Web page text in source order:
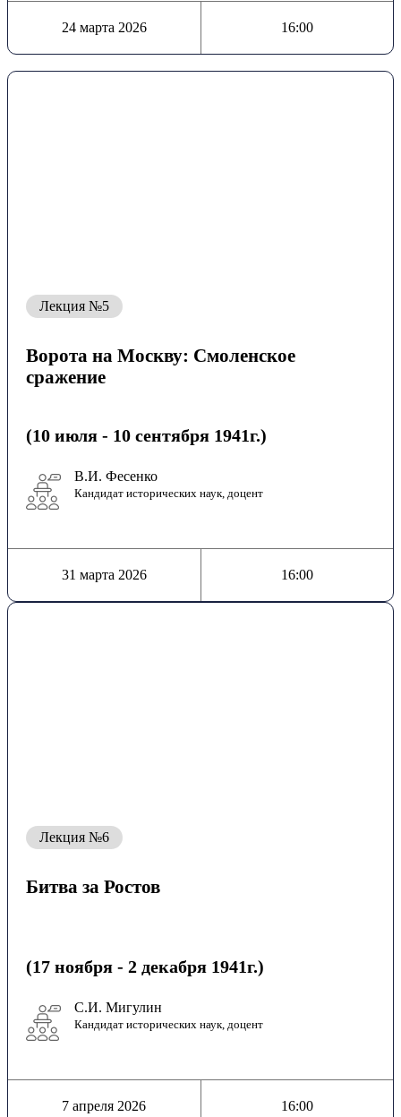
24 марта 2026 16:00
Лекция №5
Ворота на Москву: Смоленское
сражение
(10 июля - 10 сентября 1941г.)
В.И. Фесенко
Кандидат исторических наук, доцент
31 марта 2026 16:00
Лекция №6
Битва за Ростов
(17 ноября - 2 декабря 1941г.)
С.И. Мигулин
Кандидат исторических наук, доцент
7 апреля 2026 16:00